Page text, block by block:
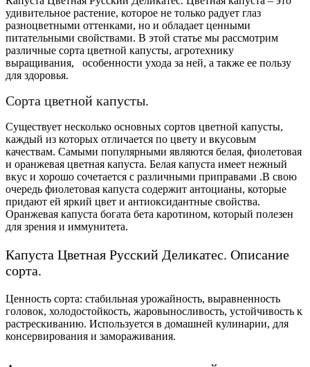
удивительное растение, которое не только радует глаз
разноцветными оттенками, но и обладает ценными
питательными свойствами. В этой статье мы рассмотрим
различные сорта цветной капусты, агротехнику
выращивания, особенности ухода за ней, а также ее пользу
для здоровья.
Сорта цветной капусты.
Существует несколько основных сортов цветной капусты,
каждый из которых отличается по цвету и вкусовым
качествам. Самыми популярными являются белая, фиолетовая
и оранжевая цветная капуста. Белая капуста имеет нежный
вкус и хорошо сочетается с различными приправами .В свою
очередь фиолетовая капуста содержит антоцианы, которые
придают ей яркий цвет и антиоксидантные свойства.
Оранжевая капуста богата бета каротином, который полезен
для зрения и иммунитета.
Капуста Цветная Русский Деликатес. Описание
сорта.
Ценность сорта: стабильная урожайность, выравненность
головок, холодостойкость, жаровыносливость, устойчивость к
растрескиванию. Используется в домашней кулинарии, для
консервирования и замораживания.